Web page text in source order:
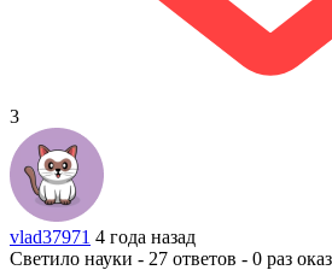
3
vlad37971 4 года назад
Светило науки - 27 ответов - 0 раз